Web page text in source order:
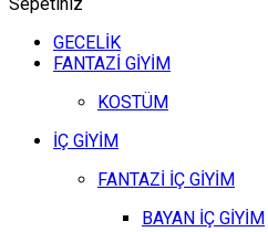
GECELİK
FANTAZİ GİYİM
KOSTÜM
İÇ GİYİM
FANTAZİ İÇ GİYİM
BAYAN İÇ GİYİM